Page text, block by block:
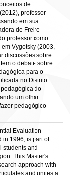
de
professor
em sua
de Freire
professor como
Vygotsky (2003,
discussões sobre
o debate sobre
para o
no Distrito
do
um olhar
pedagógico
Evaluation
in 1996, is part of
students and
This Master's
approach with
and unites a